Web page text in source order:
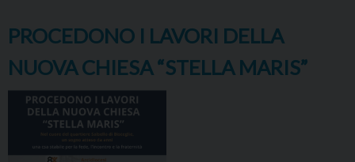
PROCEDONO I LAVORI DELLA
NUOVA CHIESA “STELLA MARIS”